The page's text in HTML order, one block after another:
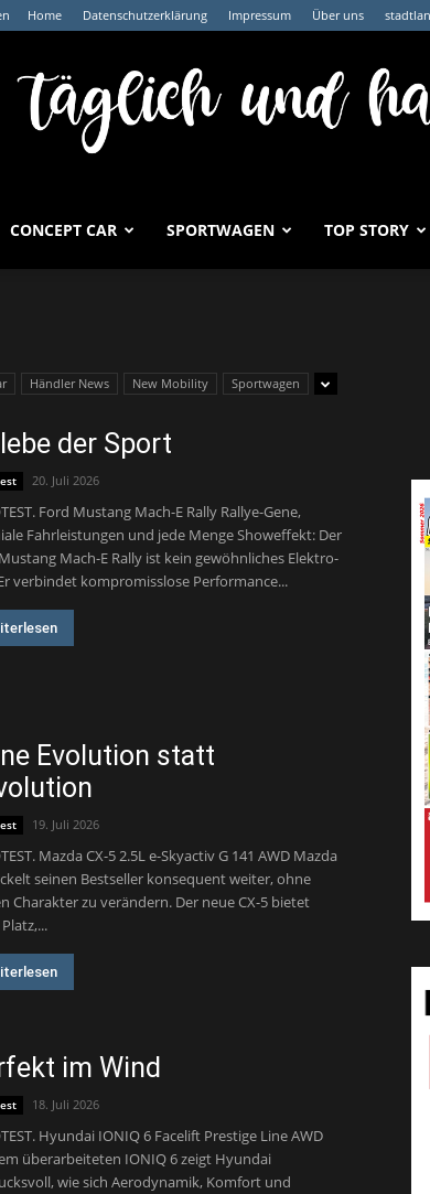
Home Datenschutzerklärung Impressum Über uns
CONCEPT CAR SPORTWAGEN TOP STORY
Händler News New Mobility Sportwagen
der Sport
20. Juli 2026
Ford Mustang Mach-E Rally Rallye-Gene,
Fahrleistungen und jede Menge Showeffekt: Der
Mach-E Rally ist kein gewöhnliches Elektro-
verbindet kompromisslose Performance...
Evolution statt
19. Juli 2026
Mazda CX-5 2.5L e-Skyactiv G 141 AWD Mazda
seinen Bestseller konsequent weiter, ohne
Charakter zu verändern. Der neue CX-5 bietet
im Wind
18. Juli 2026
Hyundai IONIQ 6 Facelift Prestige Line AWD
überarbeiteten IONIQ 6 zeigt Hyundai
wie sich Aerodynamik, Komfort und